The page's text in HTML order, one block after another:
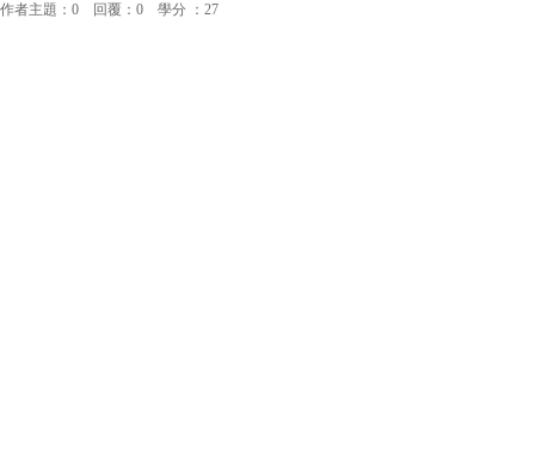
作者主題：0 回覆：0 學分 ：27